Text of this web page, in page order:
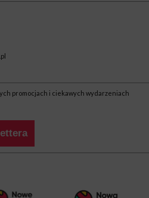
promocjach i ciekawych wydarzeniach